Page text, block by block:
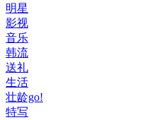
明星
影视
音乐
韩流
送礼
生活
壮龄go!
特写